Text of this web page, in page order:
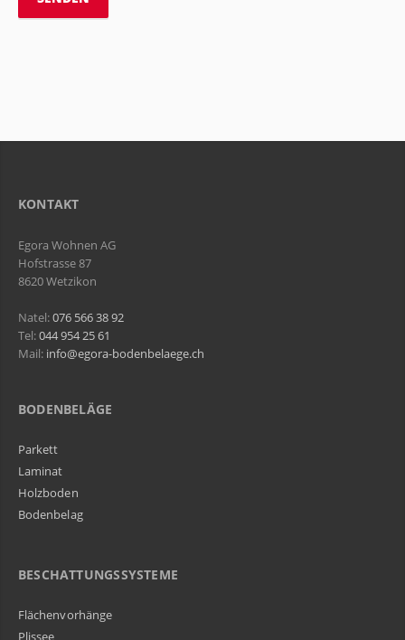
KONTAKT
Egora Wohnen AG
Hofstrasse 87
8620 Wetzikon
Natel:076 566 38 92
Tel:044 954 25 61
Mail: info@egora-bodenbelaege.ch
BODENBELÄGE
Parkett
Laminat
Holzboden
Bodenbelag
BESCHATTUNGSSYSTEME
Flächenvorhänge
Plissee